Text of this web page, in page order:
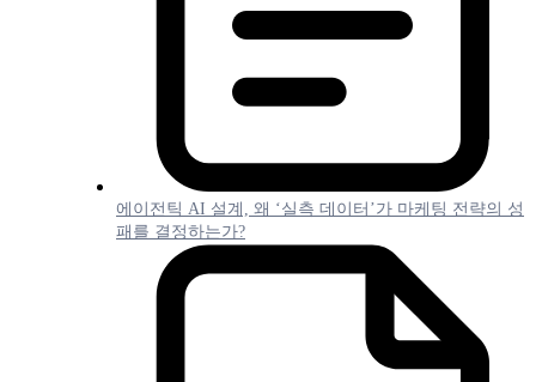
에이전틱 AI 설계, 왜 ‘실측 데이터’가 마케팅 전략의 성
패를 결정하는가?